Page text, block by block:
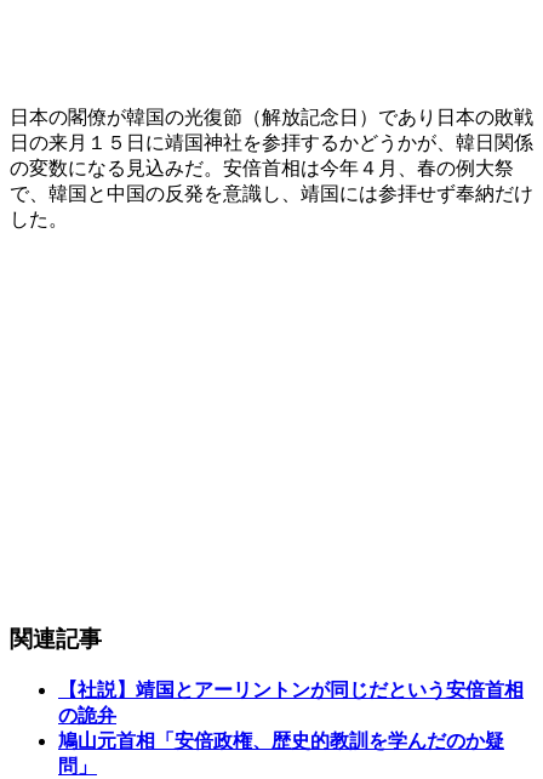
日本の閣僚が韓国の光復節（解放記念日）であり日本の敗戦
日の来月１５日に靖国神社を参拝するかどうかが、韓日関係
の変数になる見込みだ。安倍首相は今年４月、春の例大祭
で、韓国と中国の反発を意識し、靖国には参拝せず奉納だけ
した。
関連記事
【社説】靖国とアーリントンが同じだという安倍首相
の詭弁
鳩山元首相「安倍政権、歴史的教訓を学んだのか疑
問」